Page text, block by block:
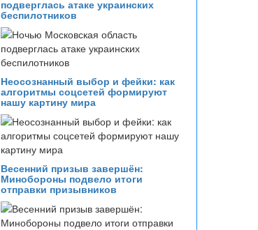
подверглась атаке украинских
беспилотников
Неосознанный выбор и фейки: как
алгоритмы соцсетей формируют
нашу картину мира
Весенний призыв завершён:
Минобороны подвело итоги
отправки призывников